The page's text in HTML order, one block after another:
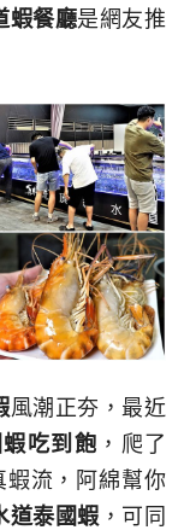
蝦餐廳是網友推
風潮正夯，最近
吃到飽 ，爬了
蝦流，阿綿幫你
道泰國蝦 ，可同